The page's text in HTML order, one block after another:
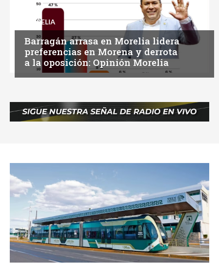
MORELIA
Barragán arrasa en Morelia lidera
preferencias en Morena y derrota
a la oposición: Opinión Morelia